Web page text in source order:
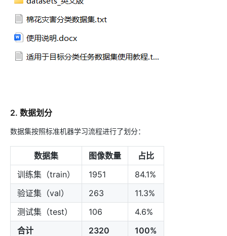
2. 数据划分
数据集按照标准机器学习流程进行了划分：
数据集 图像数量
占比
训练集（train）
1951
84.1%
验证集（val）
263
11.3%
测试集（test）
106
4.6%
合计
2320 100%